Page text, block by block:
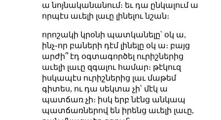
ա նոյնականանում։ եւ դա ընկալում ա
որպէս աւելի լաւը լինելու նշան։
որոշակի կրօնի պատկանելը՝ օկ ա,
ինչ֊որ բաների դէմ լինելը օկ ա։ բայց
արժի՞ էդ օգտագործել ուրիշներից
աւելի լաւը զգալու համար։ թէկուզ
իսկապէս ուրիշներից լաւ մաթեմ
գիտես, ու դա սեկտա չի՝ մէկ ա
պատճառ չի։ իսկ երբ նէնց անկապ
պատճառներով են իրենց աւելի լաւը,